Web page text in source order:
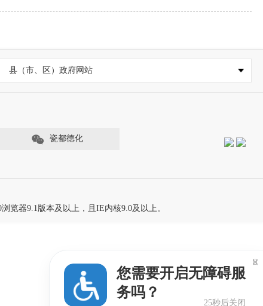
县（市、区）政府网站
瓷都德化
览器9.1版本及以上，且IE内核9.0及以上。
您需要开启无障碍服
务吗？
25秒后关闭
